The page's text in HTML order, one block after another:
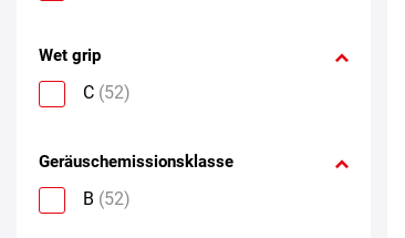
Wet grip
C (52)
Geräuschemissionsklasse
B (52)